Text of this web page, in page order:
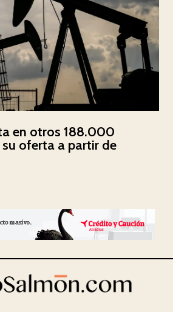
en otros 188.000
oferta a partir de